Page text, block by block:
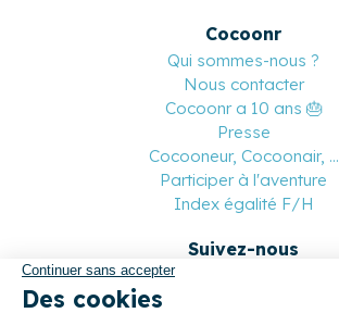
Cocoonr
Qui sommes-nous ?
Nous contacter
Cocoonr a 10 ans 🎂
Presse
Cocooneur, Cocoonair, ...
Participer à l'aventure
Index égalité F/H
Suivez-nous